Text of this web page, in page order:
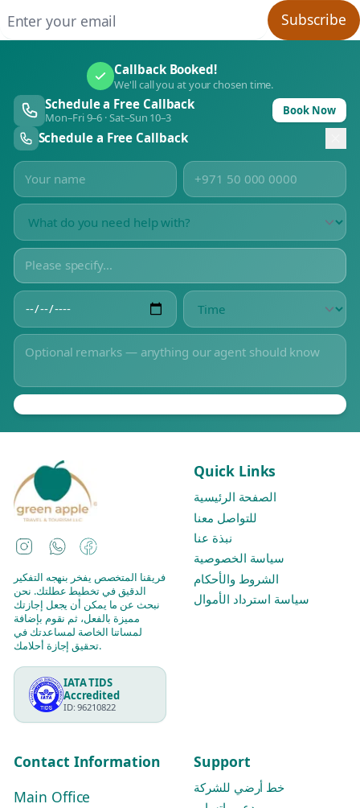
Subscribe
Callback Booked!
We'll call you at your chosen time.
Schedule a Free Callback
Mon–Fri 9–6 · Sat–Sun 10–3 Book Now
Schedule a Free Callback
Instagram
WhatsAppFacebook
فريقنا المتخصص يفخر بنهجه التفكير
الدقيق في تخطيط عطلتك. نحن
نبحث عن ما يمكن أن يجعل إجازتك
مميزة بالفعل، ثم نقوم بإضافة
لمساتنا الخاصة لمساعدتك في
تحقيق إجازة أحلامك.
IATA TIDS
Accredited
ID: 96210822
Quick Links
الصفحة الرئيسية
للتواصل معنا
نبذة عنا
سياسة الخصوصية
الشروط والأحكام
سياسة استرداد الأموال
Contact Information
Main Office
Support
خط أرضي للشركة